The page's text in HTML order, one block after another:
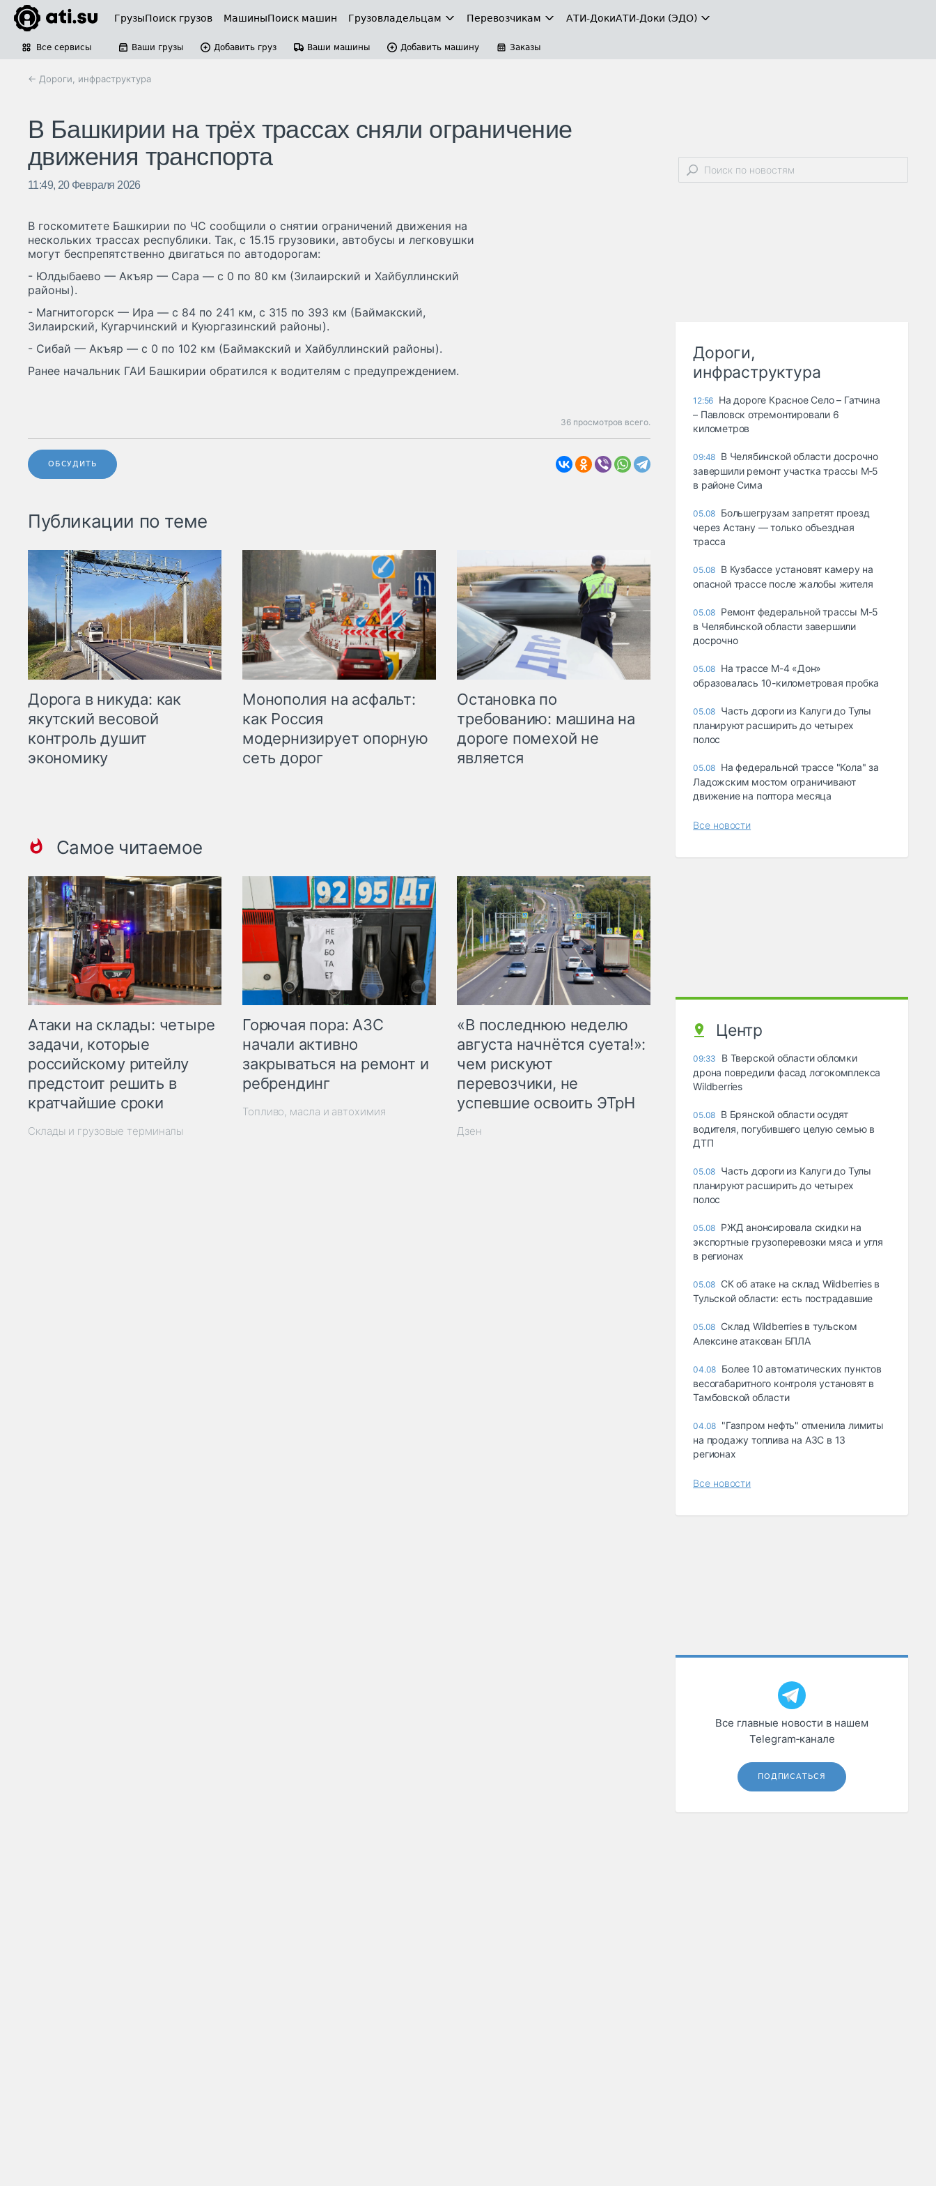
ГрузыПоиск грузов МашиныПоиск машин Грузовладельцам Перевозчикам АТИ-ДокиАТИ-Доки (ЭДО)
Все сервисы Ваши грузы Добавить груз Ваши машины Добавить машину Заказы
← Дороги, инфраструктура
В Башкирии на трёх трассах сняли ограничение
движения транспорта
11:49, 20 Февраля 2026
В госкомитете Башкирии по ЧС сообщили о снятии ограничений движения на
нескольких трассах республики. Так, с 15.15 грузовики, автобусы и легковушки
могут беспрепятственно двигаться по автодорогам:
- Юлдыбаево — Акъяр — Сара — с 0 по 80 км (Зилаирский и Хайбуллинский
районы).
- Магнитогорск — Ира — с 84 по 241 км, с 315 по 393 км (Баймакский,
Зилаирский, Кугарчинский и Куюргазинский районы).
- Сибай — Акъяр — с 0 по 102 км (Баймакский и Хайбуллинский районы).
Ранее начальник ГАИ Башкирии обратился к водителям с предупреждением.
36 просмотров всего.
ОБСУДИТЬ
Публикации по теме
Дорога в никуда: как
якутский весовой
контроль душит
экономику
Монополия на асфальт:
как Россия
модернизирует опорную
сеть дорог
Остановка по
требованию: машина на
дороге помехой не
является
Самое читаемое
Атаки на склады: четыре
задачи, которые
российскому ритейлу
предстоит решить в
кратчайшие сроки
Склады и грузовые терминалы
Горючая пора: АЗС
начали активно
закрываться на ремонт и
ребрендинг
Топливо, масла и автохимия
«В последнюю неделю
августа начнётся суета!»:
чем рискуют
перевозчики, не
успевшие освоить ЭТрН
Дзен
Дороги,
инфраструктура
12:56 На дороге Красное Село – Гатчина
– Павловск отремонтировали 6
километров
09:48 В Челябинской области досрочно
завершили ремонт участка трассы М‑5
в районе Сима
05.08 Большегрузам запретят проезд
через Астану — только объездная
трасса
05.08 В Кузбассе установят камеру на
опасной трассе после жалобы жителя
05.08 Ремонт федеральной трассы М-5
в Челябинской области завершили
досрочно
05.08 На трассе М-4 «Дон»
образовалась 10-километровая пробка
05.08 Часть дороги из Калуги до Тулы
планируют расширить до четырех
полос
05.08 На федеральной трассе "Кола" за
Ладожским мостом ограничивают
движение на полтора месяца
Все новости
Центр
09:33
В Тверской области обломки
дрона повредили фасад логокомплекса
Wildberries
05.08 В Брянской области осудят
водителя, погубившего целую семью в
ДТП
05.08 Часть дороги из Калуги до Тулы
планируют расширить до четырех
полос
05.08 РЖД анонсировала скидки на
экспортные грузоперевозки мяса и угля
в регионах
05.08 СК об атаке на склад Wildberries в
Тульской области: есть пострадавшие
05.08 Склад Wildberries в тульском
Алексине атакован БПЛА
04.08 Более 10 автоматических пунктов
весогабаритного контроля установят в
Тамбовской области
04.08 "Газпром нефть" отменила лимиты
на продажу топлива на АЗС в 13
регионах
Все новости
Все главные новости в нашем
Telegram‑канале
ПОДПИСАТЬСЯ